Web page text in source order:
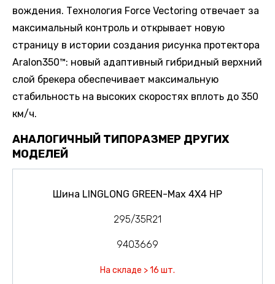
вождения. Технология Force Vectoring отвечает за
максимальный контроль и открывает новую
страницу в истории создания рисунка протектора
Aralon350™: новый адаптивный гибридный верхний
слой брекера обеспечивает максимальную
стабильность на высоких скоростях вплоть до 350
км/ч.
АНАЛОГИЧНЫЙ ТИПОРАЗМЕР ДРУГИХ
МОДЕЛЕЙ
Шина LINGLONG GREEN-Max 4X4 HP
295/35R21
9403669
На складе > 16 шт.